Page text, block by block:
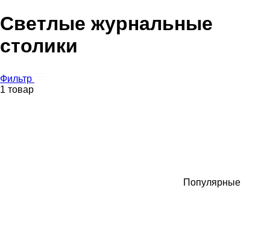
Светлые журнальные
столики
Фильтр
1 товар
Популярные